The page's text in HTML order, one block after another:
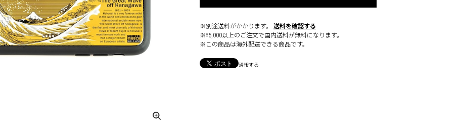
※別途送料がかかります。
送料を確認する
※¥5,000以上のご注文で国内送料が無料になります。
※この商品は海外配送できる商品です。
通報する